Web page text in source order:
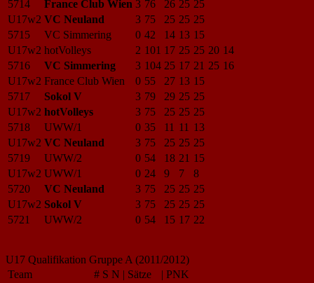
5714
France Club Wien 3 76 26 25 25
U17w2 VC Neuland 3 75 25 25 25
5715
VC Simmering 0 42 14 13 15
U17w2 hotVolleys 2 101 17 25 25 20 14
5716
VC Simmering 3 104 25 17 21 25 16
U17w2 France Club Wien 0 55 27 13 15
5717
Sokol V 3 79 29 25 25
U17w2 hotVolleys 3 75 25 25 25
5718
UWW/1 0 35 11 11 13
U17w2 VC Neuland 3 75 25 25 25
5719
UWW/2 0 54 18 21 15
U17w2 UWW/1 0 24 9 7
8
5720
VC Neuland 3 75 25 25 25
U17w2 Sokol V 3 75 25 25 25
5721
UWW/2 0 54 15 17 22
U17 Qualifikation Gruppe A (2011/2012)
Team
# S N | Sätze | PNK